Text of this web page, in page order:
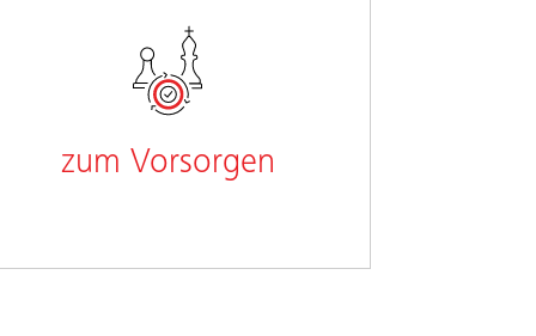
zum Vorsorgen